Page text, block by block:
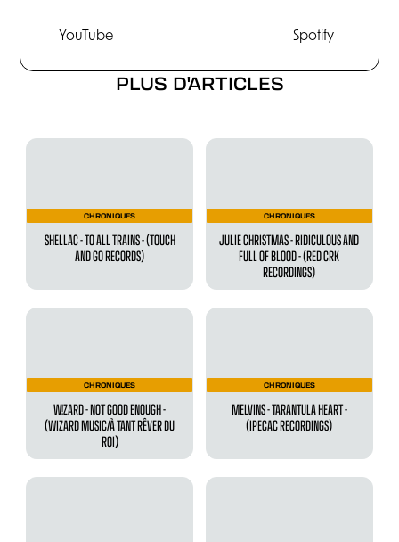
YouTube Spotify
PLUS D'ARTICLES
CHRONIQUES
SHELLAC - TO ALL TRAINS - (TOUCH
AND GO RECORDS)
CHRONIQUES
JULIE CHRISTMAS - RIDICULOUS AND
FULL OF BLOOD - (RED CRK
RECORDINGS)
CHRONIQUES
W!ZARD - NOT GOOD ENOUGH -
(WIZARD MUSIC/À TANT RÊVER DU
ROI)
CHRONIQUES
MELVINS - TARANTULA HEART -
(IPECAC RECORDINGS)